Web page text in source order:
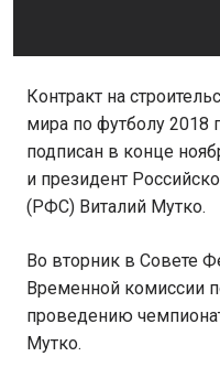
Контракт на
мира по футболу 2018
подписан в конце
и президент
(РФС) Виталий Мутко.
Во вторник в Совете
Временной комиссии
проведению
Мутко.